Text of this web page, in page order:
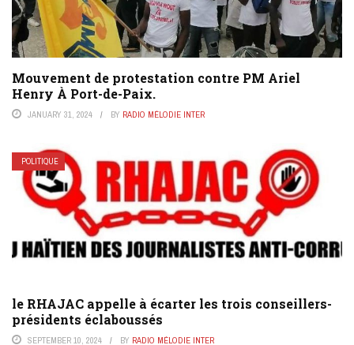
Mouvement de protestation contre PM Ariel
Henry À Port-de-Paix.
JANUARY 31, 2024 BY RADIO MÉLODIE INTER
POLITIQUE
le RHAJAC appelle à écarter les trois conseillers-
présidents éclaboussés
SEPTEMBER 10, 2024 BY RADIO MÉLODIE INTER